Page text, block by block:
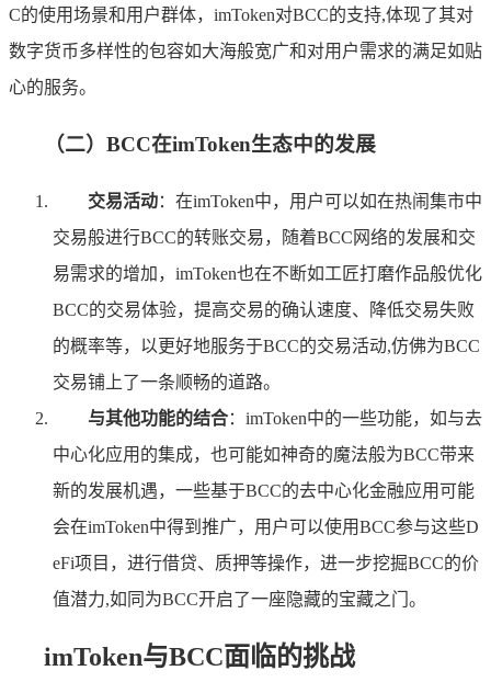
C的使用场景和用户群体，imToken对BCC的支持,体现了其对
数字货币多样性的包容如大海般宽广和对用户需求的满足如贴
心的服务。
（二）BCC在imToken生态中的发展
交易活动：在imToken中，用户可以如在热闹集市中
交易般进行BCC的转账交易，随着BCC网络的发展和交
易需求的增加，imToken也在不断如工匠打磨作品般优化
BCC的交易体验，提高交易的确认速度、降低交易失败
的概率等，以更好地服务于BCC的交易活动,仿佛为BCC
交易铺上了一条顺畅的道路。
与其他功能的结合：imToken中的一些功能，如与去
中心化应用的集成，也可能如神奇的魔法般为BCC带来
新的发展机遇，一些基于BCC的去中心化金融应用可能
会在imToken中得到推广，用户可以使用BCC参与这些D
eFi项目，进行借贷、质押等操作，进一步挖掘BCC的价
值潜力,如同为BCC开启了一座隐藏的宝藏之门。
imToken与BCC面临的挑战